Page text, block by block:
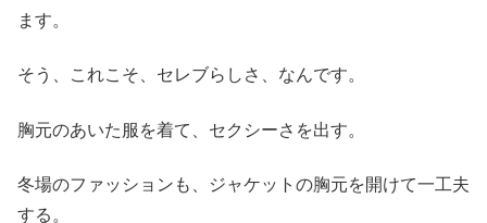
ます。
そう、これこそ、セレブらしさ、なんです。
胸元のあいた服を着て、セクシーさを出す。
冬場のファッションも、ジャケットの胸元を開けて一工夫
する。